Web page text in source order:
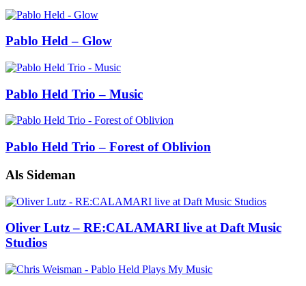
Pablo Held – Glow
Pablo Held Trio – Music
Pablo Held Trio – Forest of Oblivion
Als Sideman
Oliver Lutz – RE:CALAMARI live at Daft Music
Studios